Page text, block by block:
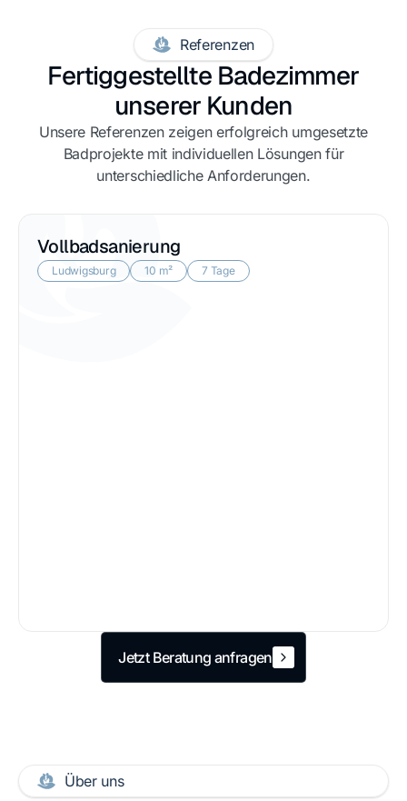
Referenzen
Fertiggestellte Badezimmer
unserer Kunden
Unsere Referenzen zeigen erfolgreich umgesetzte
Badprojekte mit individuellen Lösungen für
unterschiedliche Anforderungen.
Vollbadsanierung
Ludwigsburg 10 m² 7 Tage
↔
Jetzt Beratung anfragen
Über uns